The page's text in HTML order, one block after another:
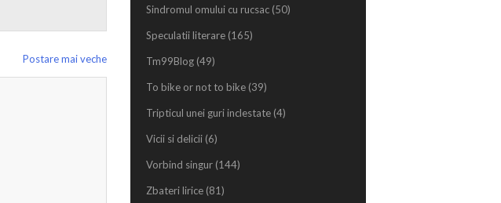
Postare mai veche
Sindromul omului cu rucsac (50)
Speculatii literare (165)
Tm99Blog (49)
To bike or not to bike (39)
Tripticul unei guri inclestate (4)
Vicii si delicii (6)
Vorbind singur (144)
Zbateri lirice (81)